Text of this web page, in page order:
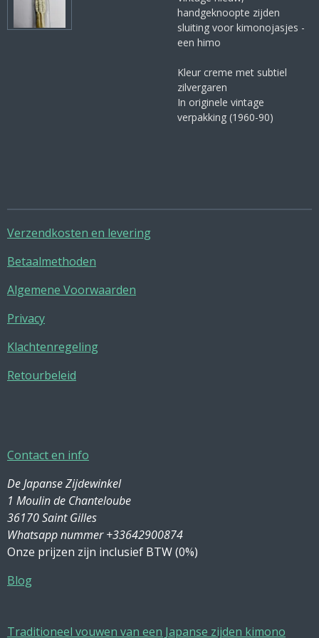
handgeknoopte zijden
sluiting voor kimonojasjes -
een himo
Kleur creme met subtiel
zilvergaren
In originele vintage
verpakking (1960-90)
Verzendkosten en levering
Betaalmethoden
Algemene Voorwaarden
Privacy
Klachtenregeling
Retourbeleid
Contact en info
De Japanse Zijdewinkel
1 Moulin de Chanteloube
36170 Saint Gilles
Whatsapp nummer +33642900874
Onze prijzen zijn inclusief BTW (0%)
Blog
Traditioneel vouwen van een Japanse zijden kimono